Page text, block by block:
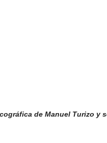
de Manuel Turizo y